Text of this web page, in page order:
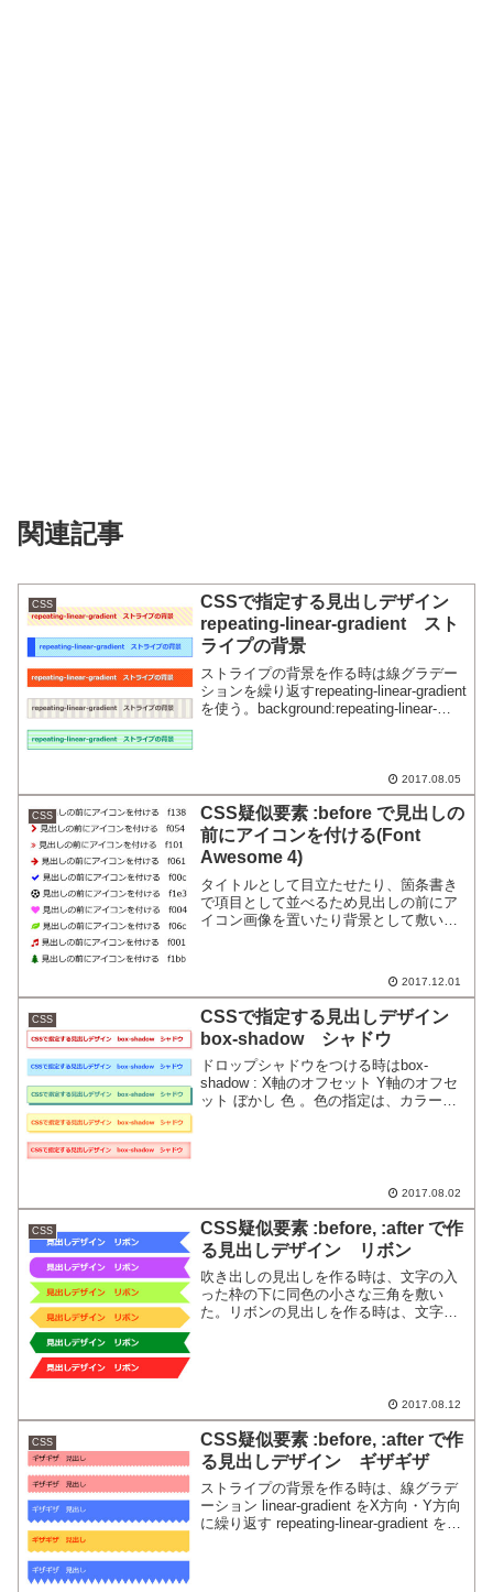
関連記事
CSS
CSSで指定する見出しデザイン
repeating-linear-gradient スト
ライプの背景
ストライプの背景を作る時は線グラデー
ションを繰り返すrepeating-linear-gradient
を使う。background:repeating-linear-
位置,終了カラーと終了位置,２つ目の開始
カラーと開始位置,終了カラーと終了位置)
2017.08.05
CSS
CSS疑似要素 :before で見出しの
前にアイコンを付ける(Font
Awesome 4)
タイトルとして目立たせたり、箇条書き
で項目として並べるため見出しの前にア
イコン画像を置いたり背景として敷いた
2017.12.01
CSS
CSSで指定する見出しデザイン
box-shadow シャドウ
ドロップシャドウをつける時はbox-
shadow : X軸のオフセット Y軸のオフセ
ット ぼかし 色 。色の指定は、カラー番
2017.08.02
CSS
CSS疑似要素 :before, :after で作
る見出しデザイン リボン
吹き出しの見出しを作る時は、文字の入
った枠の下に同色の小さな三角を敷い
た。リボンの見出しを作る時は、文字の
2017.08.12
CSS
CSS疑似要素 :before, :after で作
る見出しデザイン ギザギザ
ストライプの背景を作る時は、線グラデ
ーション linear-gradient をX方向・Y方向
に繰り返す repeating-linear-gradient を使